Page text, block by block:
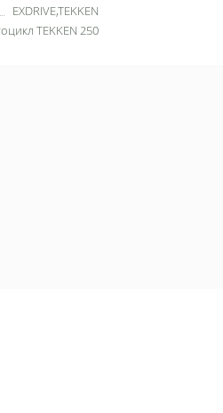
EXDRIVE,TEKKEN
TEKKEN 250